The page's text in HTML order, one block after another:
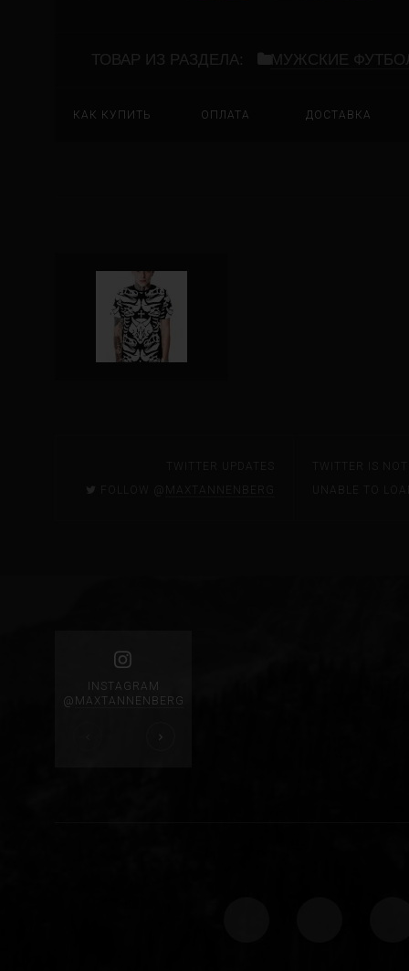
ТОВАР ИЗ РАЗДЕЛА: МУЖСКИЕ
КАК КУПИТЬ ОПЛАТА ДОСТАВКА
TWITTER UPDATES
FOLLOW @
MAXTANNENBERG
TWITTER IS
UNABLE TO
INSTAGRAM
@ MAXTANNENBERG